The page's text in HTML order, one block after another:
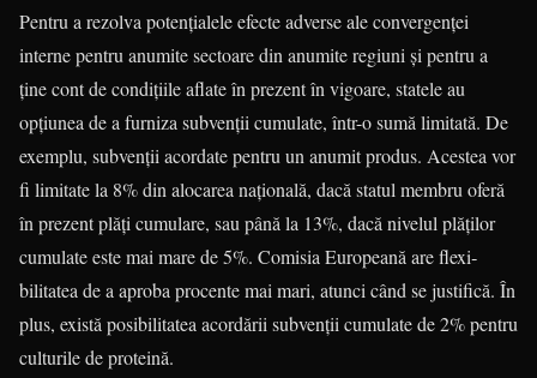
Pentru a rezolva potențialele efecte adverse ale convergenței
interne pentru anumite sectoare din anumite regiuni și pentru a
ține cont de condițiile aflate în prezent în vigoare, statele au
opțiunea de a furniza subvenții cumulate, într-o sumă limitată. De
exemplu, subvenții acor­­date pentru un anumit produs. Aces­tea vor
fi limitate la 8% din alocarea na­țio­­nală, dacă statul membru oferă
în pre­zent plăți cumulare, sau până la 13%, dacă nivelul plăților
cumulate este mai mare de 5%. Comisia Europeană are fle­xi­
bilitatea de a aproba procente mai mari, atunci când se justifică. În
plus, exis­tă posibilitatea acordării subvenții cu­mulate de 2% pentru
culturile de proteină.